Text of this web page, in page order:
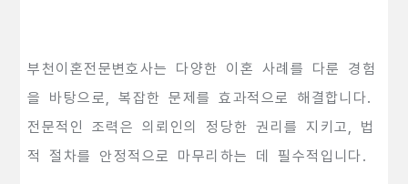
부천이혼전문변호사는 다양한 이혼 사례를 다룬 경험
을 바탕으로, 복잡한 문제를 효과적으로 해결합니다.
전문적인 조력은 의뢰인의 정당한 권리를 지키고, 법
적 절차를 안정적으로 마무리하는 데 필수적입니다.